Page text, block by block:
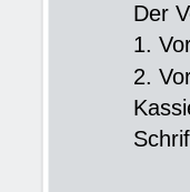
Der
1.
2.